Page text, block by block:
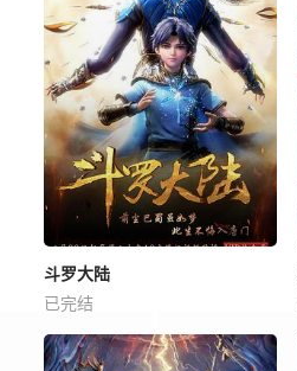
斗罗大陆
已完结